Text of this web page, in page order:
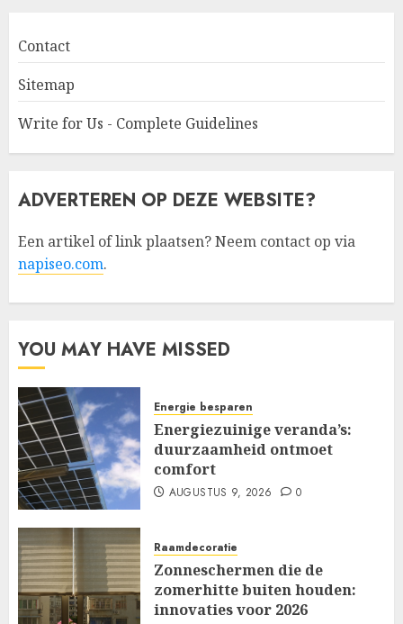
Contact
Sitemap
Write for Us - Complete Guidelines
ADVERTEREN OP DEZE WEBSITE?
Een artikel of link plaatsen? Neem contact op via
napiseo.com.
YOU MAY HAVE MISSED
Energie besparen
Energiezuinige veranda’s:
duurzaamheid ontmoet
comfort
AUGUSTUS 9, 2026 0
Raamdecoratie
Zonneschermen die de
zomerhitte buiten houden:
innovaties voor 2026